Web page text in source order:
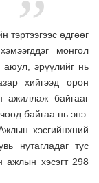
өдгөөг
монгол
аюул, эрүүлийг нь
хийгээд орон
ажиллаж байгааг
байгаа нь энэ.
хэсгийнхний
нутагладаг тус
ажлын хэсэгт 298